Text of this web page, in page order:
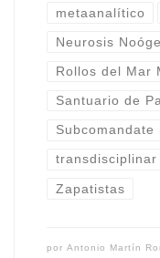
metaanalítico
Neurosis
Rollos del Mar
Santuario de
Subcomandate
transdisciplinar
Zapatistas
por Antonio Martín